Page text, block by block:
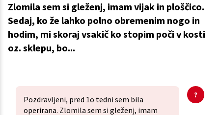
Zlomila sem si gleženj, imam vijak in ploščico.
Sedaj, ko že lahko polno obremenim nogo in
hodim, mi skoraj vsakič ko stopim poči v kosti
oz. sklepu, bo...
Pozdravljeni, pred 1o tedni sem bila
operirana. Zlomila sem si gleženj, imam